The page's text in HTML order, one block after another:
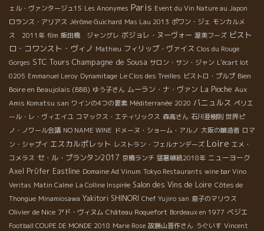
ェル・ヴァンタージュ15 Les Anonymes Paris Event du Vin Nature au Japon
ロランス・アリアス Jérôme Guichard Mas Lau 2013 ポワン・ジェ モンカルメ
ス 2011年 film 飯田橋 ジャングレ ボジョレ・ヌーヴォー 渥美フーズ ビスト
ロ・コワンスト・ヴィノ Mathieu フィリップ・ヴァイス Clos du Rouge
Gorges STC Tours Champagne de Sousa サロン・サン・ジャン L'écart lot
0205 Emmanuel Leroy Dynamitage Le Clos des Treilles ビストロ・プルプ Bien
Boire en Beaujolais (BBB) ゆう子さん ムーラン・ナ・ヴァン La Pioche Aux
Amis Komatsu san ワインの4つの要素 Méditerranée 2020 バニュルス ペリエ
ール・レ・ヴィエイユ コマックス・エティリックス 森高さん 石川亜樹則 世界ピ
ノ・ノワール会議 NO NAME WINE ドメーヌ・ショーム・アルノ 大阪の醸造者 ロマ
ン・シャプイ エスカルポレット レストラン・フェルナンデーズ Loire エメ・
コメラス セ・ル・プランタン2017 京橋ランチ 猛暑継続2018年 ニューヨーク
Axel Prϋfer Eastline Domaine Ad Vinum Tokyo Restaurants wine bar Vino
Veritas Matin Calme La Colline Inspirée Salon des Vins de Loire Côtes de
Thongue Minamiosawa Yakitori SHINORI Chef Yujiro san 息子のマリウス
Olivier de Nice アド・ヴィヌム Château Roquefort Bordeaux en 1977 ベジエ
Football COUPE DE MONDE 2018 Marie Rose 故勝山晋作さん うぐいす Vincent